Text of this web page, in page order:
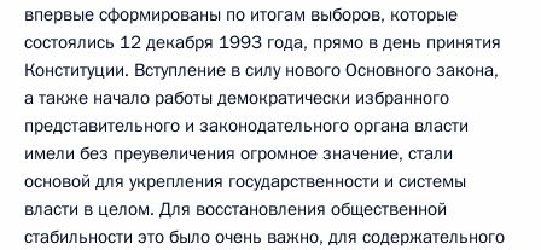
впервые сформированы по итогам выборов, которые
состоялись 12 декабря 1993 года, прямо в день принятия
Конституции. Вступление в силу нового Основного закона,
а также начало работы демократически избранного
представительного и законодательного органа власти
имели без преувеличения огромное значение, стали
основой для укрепления государственности и системы
власти в целом. Для восстановления общественной
стабильности это было очень важно, для содержательного